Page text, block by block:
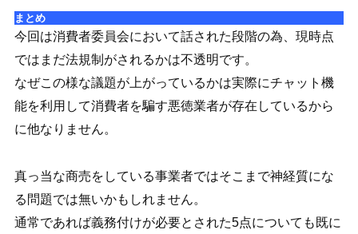
まとめ
今回は消費者委員会において話された段階の為、現時点
ではまだ法規制がされるかは不透明です。
なぜこの様な議題が上がっているかは実際にチャット機
能を利用して消費者を騙す悪徳業者が存在しているから
に他なりません。
真っ当な商売をしている事業者ではそこまで神経質にな
る問題では無いかもしれません。
通常であれば義務付けが必要とされた5点についても既に